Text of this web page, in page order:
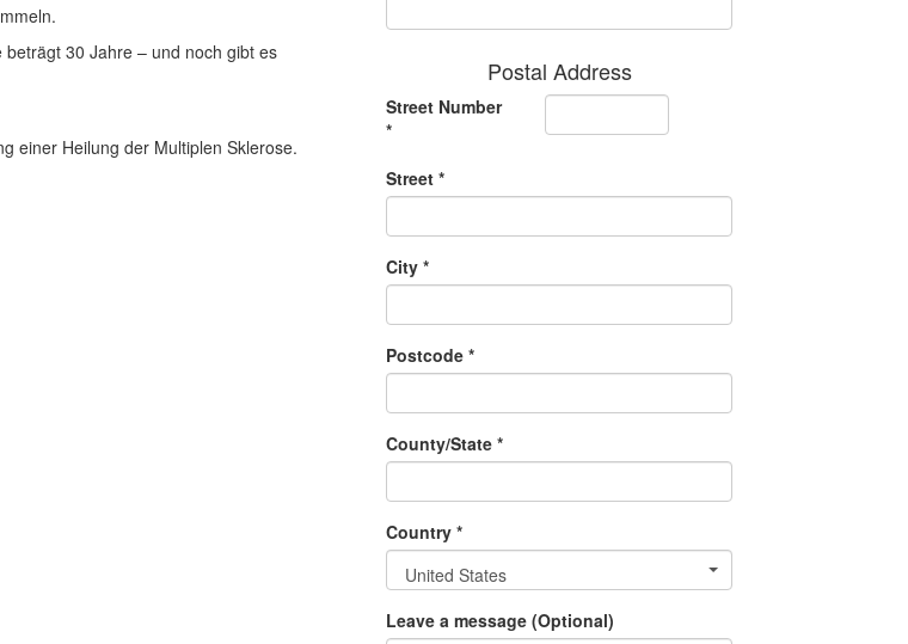
Postal Address
Street Number
*
Street *
City *
Postcode *
County/State *
Country *
United States
Leave a message (Optional)
30 Jahre – und noch gibt es
einer Heilung der Multiplen Sklerose.